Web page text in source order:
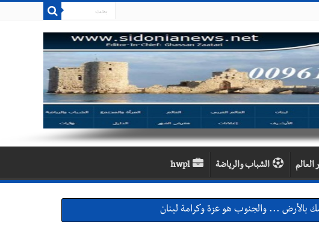
العالم الشباب والرياضة hwpl